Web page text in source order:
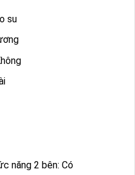
su
năng 2 bên: Có